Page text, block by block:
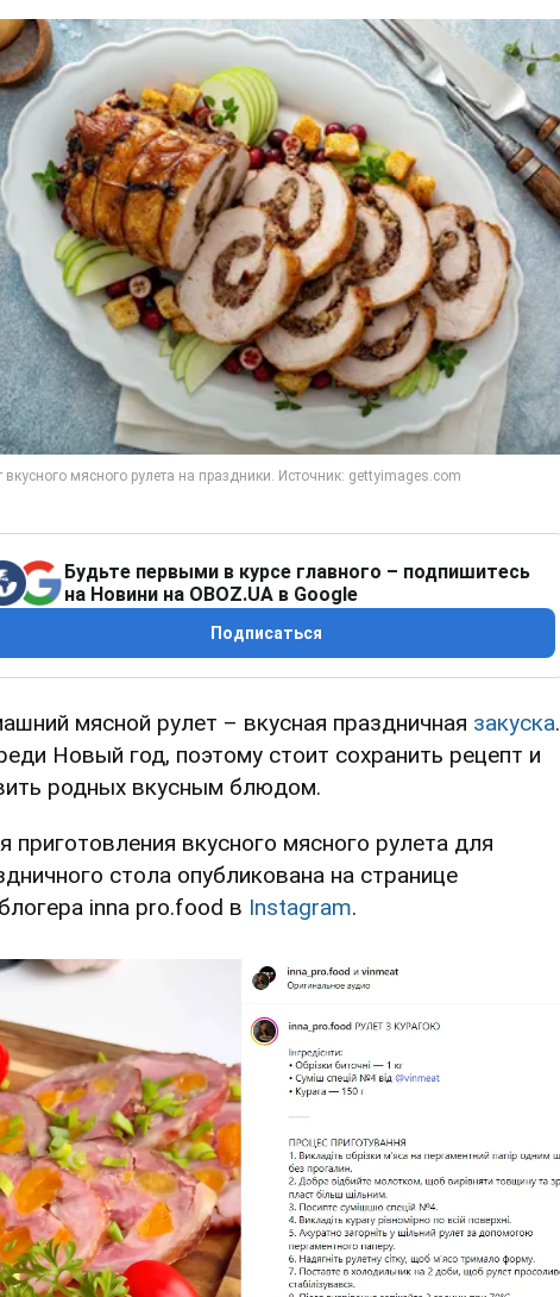
Будьте первыми в курсе главного – подпишитесь
на Новини на OBOZ.UA в Google
Подписаться
мясной рулет – вкусная праздничная закуска.
Новый год, поэтому стоит сохранить рецепт и
родных вкусным блюдом.
приготовления вкусного мясного рулета для
стола опубликована на странице
inna pro.food в Instagram.